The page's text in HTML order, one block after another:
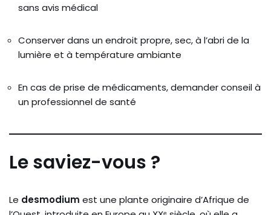
sans avis médical
Conserver dans un endroit propre, sec, à l’abri de la
lumière et à température ambiante
En cas de prise de médicaments, demander conseil à
un professionnel de santé
Le saviez-vous ?
Le desmodium est une plante originaire d’Afrique de